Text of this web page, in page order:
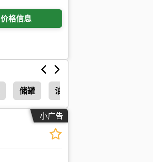
价格信息
储罐 油箱
小广告